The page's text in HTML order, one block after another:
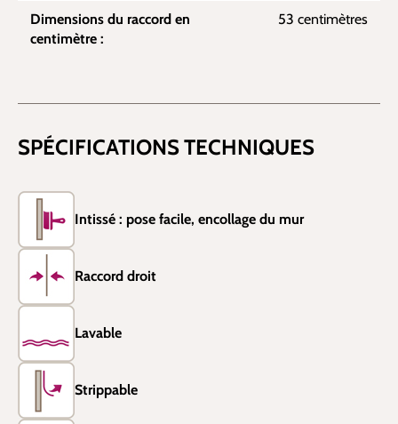
Dimensions du raccord en
centimètre :
53 centimètres
SPÉCIFICATIONS TECHNIQUES
Intissé : pose facile, encollage du mur
Raccord droit
Lavable
Strippable